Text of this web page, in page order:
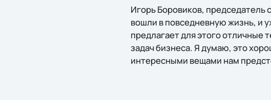
Игорь Боровиков, председатель
вошли в повседневную жизнь, и
предлагает для этого отличные
задач бизнеса. Я думаю, это
интересными вещами нам